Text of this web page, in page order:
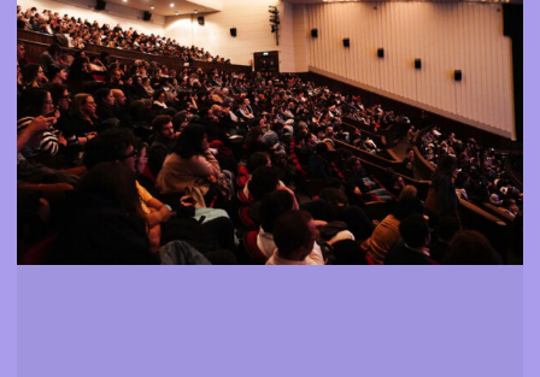
Saber mais sobre a programação do festival
Mais informação